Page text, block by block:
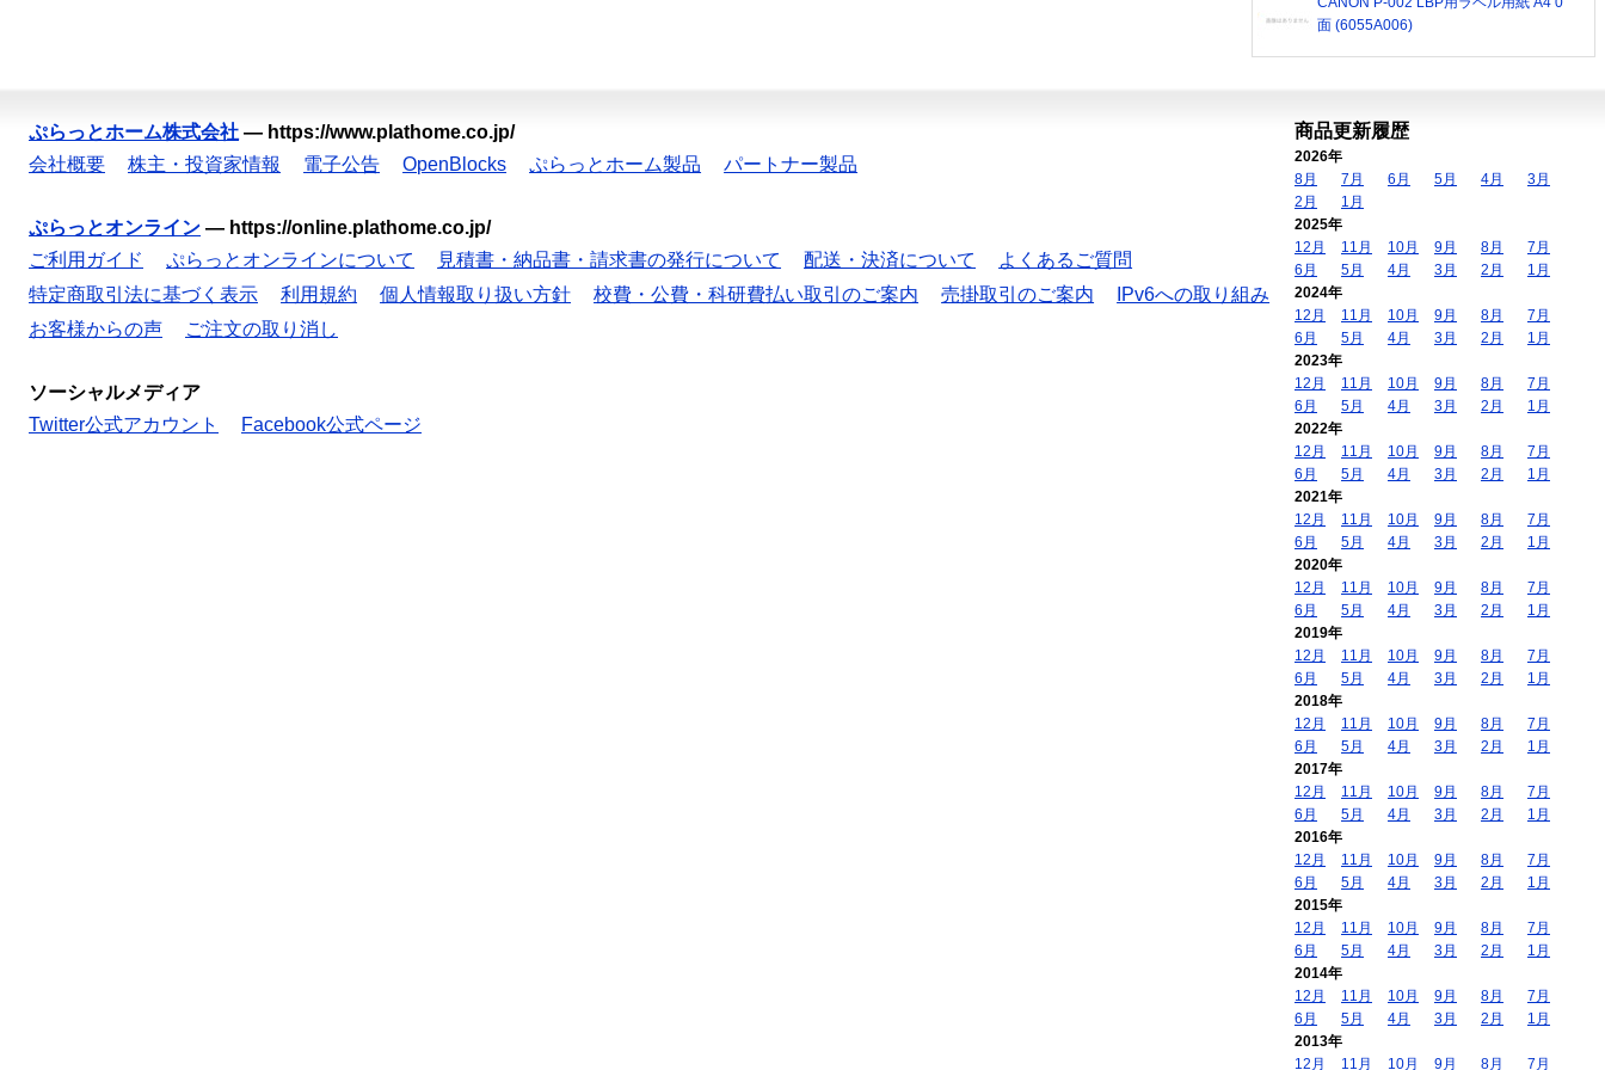
面 (6055A006)
ぷらっとホーム株式会社 — https://www.plathome.co.jp/
会社概要
株主・投資家情報 電子公告 OpenBlocks ぷらっとホーム製品 パートナー製品
ぷらっとオンライン — https://online.plathome.co.jp/
ご利用ガイド
ぷらっとオンラインについて 見積書・納品書・請求書の発行について 配送・決済について
よくあるご質問
特定商取引法に基づく表示
利用規約 個人情報取り扱い方針 校費・公費・科研費払い取引のご案内 売掛取引のご案内
IPv6への取り組み
お客様からの声
ご注文の取り消し
ソーシャルメディア
Twitter公式アカウント
Facebook公式ページ
商品更新履歴
2026年
8月
7月 6月 5月 4月
3月
2月
1月
2025年
12月
11月 10月 9月 8月
7月
6月
5月 4月 3月 2月
1月
2024年
12月
11月 10月 9月 8月
7月
6月
5月 4月 3月 2月
1月
2023年
12月
11月 10月 9月 8月
7月
6月
5月 4月 3月 2月
1月
2022年
12月
11月 10月 9月 8月
7月
6月
5月 4月 3月 2月
1月
2021年
12月
11月 10月 9月 8月
7月
6月
5月 4月 3月 2月
1月
2020年
12月
11月 10月 9月 8月
7月
6月
5月 4月 3月 2月
1月
2019年
12月
11月 10月 9月 8月
7月
6月
5月 4月 3月 2月
1月
2018年
12月
11月 10月 9月 8月
7月
6月
5月 4月 3月 2月
1月
2017年
12月
11月 10月 9月 8月
7月
6月
5月 4月 3月 2月
1月
2016年
12月
11月 10月 9月 8月
7月
6月
5月 4月 3月 2月
1月
2015年
12月
11月 10月 9月 8月
7月
6月
5月 4月 3月 2月
1月
2014年
12月
11月 10月 9月 8月
7月
6月
5月 4月 3月 2月
1月
2013年
12月
11月 10月 9月 8月 7月